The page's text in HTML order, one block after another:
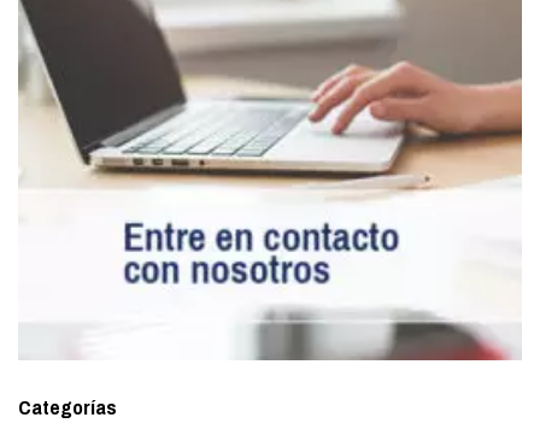
Categorías